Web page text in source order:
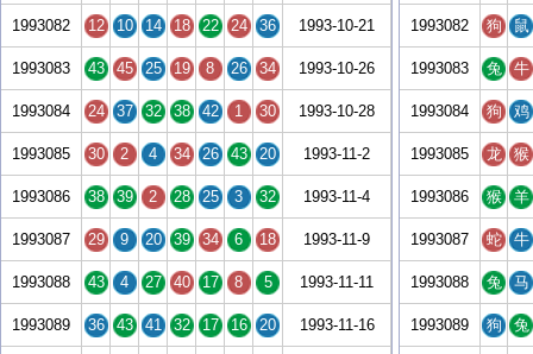
1993082 12 10 14 18 22 24 36 1993-10-21
1993083 43 45 25 19 8 26 34 1993-10-26
1993084 24 37 32 38 42 1 30 1993-10-28
1993085 30 2 4 34 26 43 20 1993-11-2
1993086 38 39 2 28 25 3 32 1993-11-4
1993087 29 9 20 39 34 6 18 1993-11-9
1993088 43 4 27 40 17 8 5 1993-11-11
1993089 36 43 41 32 17 16 20 1993-11-16
1993082 狗 鼠
1993083 兔 牛
1993084 狗 鸡
1993085 龙 猴
1993086 猴 羊
1993087 蛇 牛
1993088 兔 马
1993089 狗 兔